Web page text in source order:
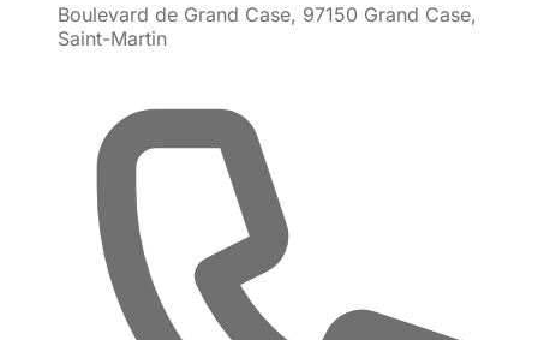
Boulevard de Grand Case, 97150 Grand Case,
Saint-Martin